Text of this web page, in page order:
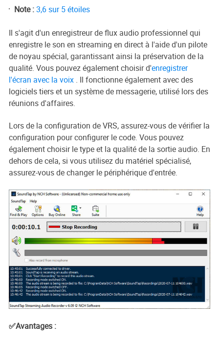
Note :3,6 sur 5 étoiles
Il s'agit d'un enregistreur de flux audio professionnel qui
enregistre le son en streaming en direct à l'aide d'un pilote
de noyau spécial, garantissant ainsi la préservation de la
qualité. Vous pouvez également choisir d'enregistrer
l'écran avec la voix. Il fonctionne également avec des
logiciels tiers et un système de messagerie, utilisé lors des
réunions d'affaires.
Lors de la configuration de VRS, assurez-vous de vérifier la
configuration pour configurer le code. Vous pouvez
également choisir le type et la qualité de la sortie audio. En
dehors de cela, si vous utilisez du matériel spécialisé,
assurez-vous de changer le périphérique d'entrée.
✅Avantages :